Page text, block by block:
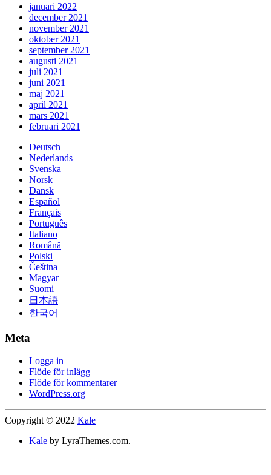
januari 2022
december 2021
november 2021
oktober 2021
september 2021
augusti 2021
juli 2021
juni 2021
maj 2021
april 2021
mars 2021
februari 2021
Deutsch
Nederlands
Svenska
Norsk
Dansk
Español
Français
Português
Italiano
Română
Polski
Čeština
Magyar
Suomi
日本語
한국어
Meta
Logga in
Flöde för inlägg
Flöde för kommentarer
WordPress.org
Copyright © 2022 Kale
Kale by LyraThemes.com.